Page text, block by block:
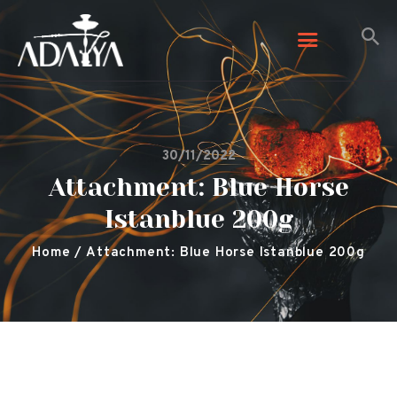
30/11/2022
Attachment: Blue Horse
Istanblue 200g
Home Attachment: Blue Horse Istanblue 200g
Adalya Tobacco
Adalya Tobacco
Početna
Galerija
Arome
Kontaktirajte nas
O nama